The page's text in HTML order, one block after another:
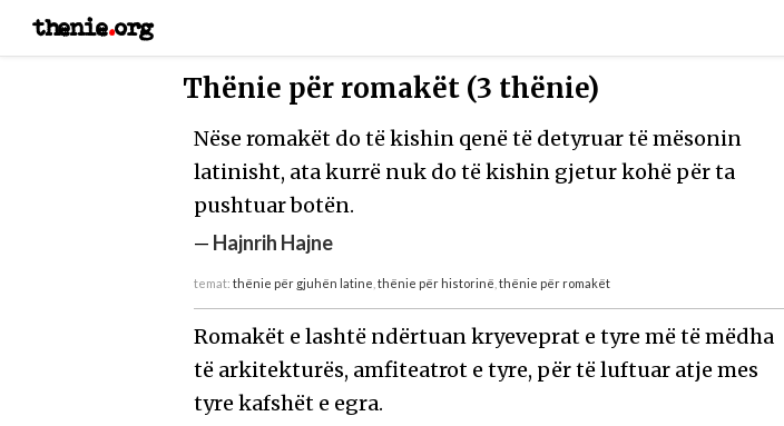
thenie.org
Thënie për romakët (3 thënie)
Nëse romakët do të kishin qenë të detyruar të mësonin
latinisht, ata kurrë nuk do të kishin gjetur kohë për ta
pushtuar botën.
— Hajnrih Hajne
temat:thënie për gjuhën latine ,thënie për historinë ,thënie për romakët
Romakët e lashtë ndërtuan kryeveprat e tyre më të mëdha
të arkitekturës, amfiteatrot e tyre, për të luftuar atje mes
tyre kafshët e egra.